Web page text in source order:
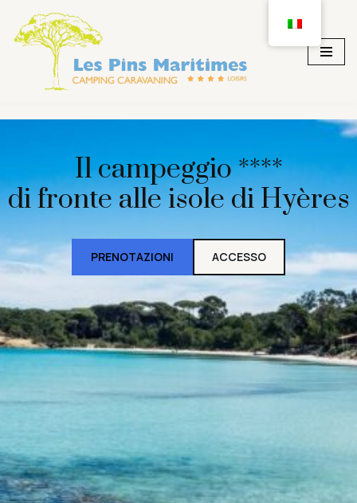
Vai
contenuto
Il campeggio ****
di fronte alle isole di Hyères
PRENOTAZIONI ACCESSO